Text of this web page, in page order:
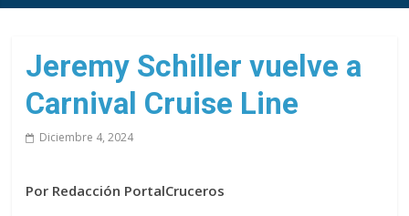
la
cruceros
en
solo
Jeremy Schiller vuelve a
Carnival Cruise Line
Diciembre 4, 2024
Por Redacción PortalCruceros